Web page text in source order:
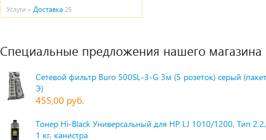
Услуги » Доставка 25
Специальные предложения нашего магазина
Сетевой фильтр Buro 500SL-3-G 3м (5 розеток) серый
Э)
455,00 руб.
Тонер Hi-Black Универсальный для HP LJ 1010/1200, Тип
1 кг, канистра